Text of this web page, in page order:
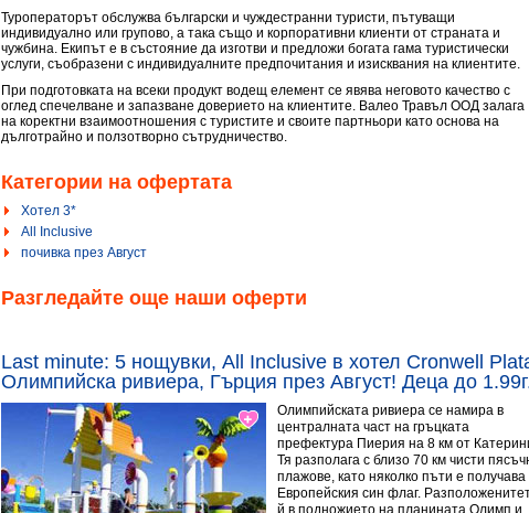
Туроператорът обслужва български и чуждестранни туристи, пътуващи
индивидуално или групово, а така също и корпоративни клиенти от страната и
чужбина. Екипът е в състояние да изготви и предложи богата гама туристически
услуги, съобразени с индивидуалните предпочитания и изисквания на клиентите.
При подготовката на всеки продукт водещ елемент се явява неговото качество с
оглед спечелване и запазване доверието на клиентите. Валео Травъл ООД залага
на коректни взаимоотношения с туристите и своите партньори като основа на
дълготрайно и ползотворно сътрудничество.
Категории на офертата
Хотел 3*
All Inclusive
почивка през Август
Разгледайте още наши оферти
Last minute: 5 нощувки, All Inclusive в хотел Cronwell
Олимпийска ривиера, Гърция през Август! Деца до
Олимпийската ривиера се намира в
централната част на гръцката
префектура Пиерия на 8 км от
Тя разполага с близо 70 км чисти
плажове, като няколко пъти е получава
Европейския син флаг.
й в подножието на планината Олимп и